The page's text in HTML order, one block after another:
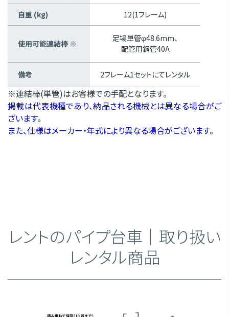
自重 (kg) 12(1フレーム)
使用可能連結棒 ※
足場単管φ48.6mm、
配管用鋼管40A
備考 2フレーム1セットにてレンタル
※連結棒(単管)はお客様での手配となります。
掲載は代表機種であり、納品される機械とは異なる場合がご
ざいます。
また、仕様はメーカー・年式により異なる場合がございます。
レントのパイプ台車｜取り扱い
レンタル商品